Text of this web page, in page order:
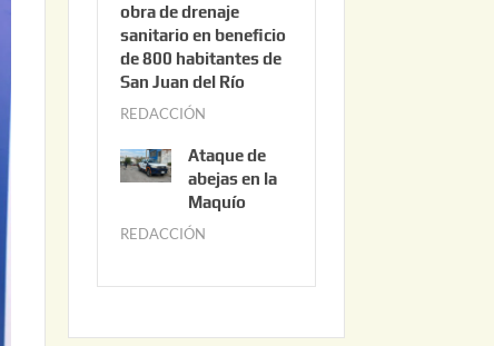
6
o
3
0
0
2
6
obra de drenaje
sanitario en beneficio
de 800 habitantes de
San Juan del Río
REDACCIÓN
n
i
0
Ataque de
abejas en la
Maquío
REDACCIÓN
y